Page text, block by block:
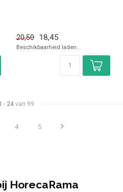
20,50 18,45
Beschikbaarheid laden..
- 24 van 99
4 5
HorecaRama